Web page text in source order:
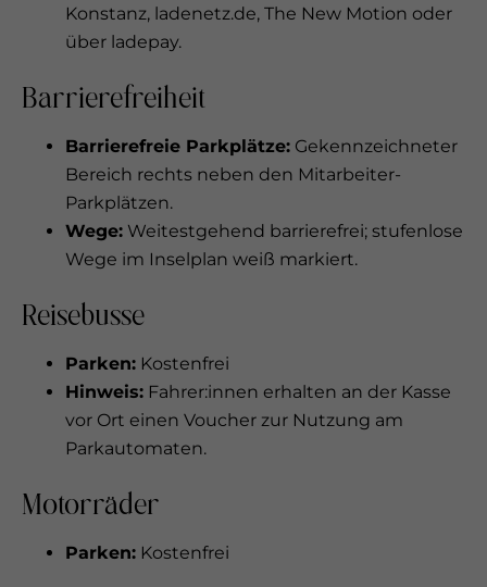
Konstanz, ladenetz.de, The New Motion oder
über ladepay.
Barrierefreiheit
Barrierefreie Parkplätze: Gekennzeichneter
Bereich rechts neben den Mitarbeiter-
Parkplätzen.
Wege: Weitestgehend barrierefrei; stufenlose
Wege im Inselplan weiß markiert.
Reisebusse
Parken: Kostenfrei
Hinweis: Fahrer:innen erhalten an der Kasse
vor Ort einen Voucher zur Nutzung am
Parkautomaten.
Motorräder
Parken: Kostenfrei